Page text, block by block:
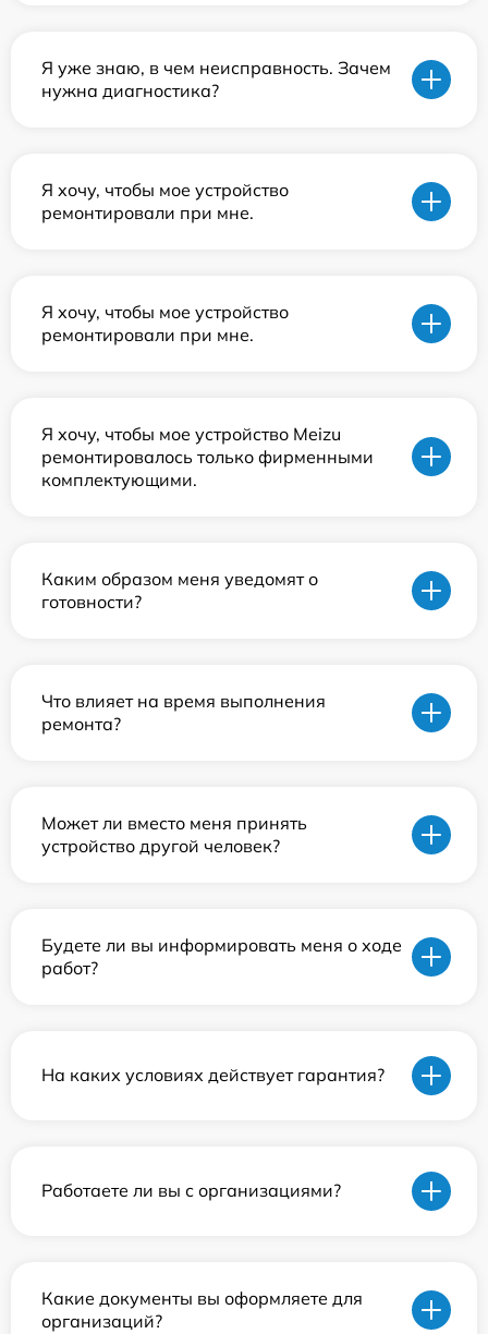
Я уже знаю, в чем неисправность. Зачем
нужна диагностика?
Я хочу, чтобы мое устройство
ремонтировали при мне.
Я хочу, чтобы мое устройство
ремонтировали при мне.
Я хочу, чтобы мое устройство Meizu
ремонтировалось только фирменными
комплектующими.
Каким образом меня уведомят о
готовности?
Что влияет на время выполнения
ремонта?
Может ли вместо меня принять
устройство другой человек?
Будете ли вы информировать меня о ходе
работ?
На каких условиях действует гарантия?
Работаете ли вы с организациями?
Какие документы вы оформляете для
организаций?